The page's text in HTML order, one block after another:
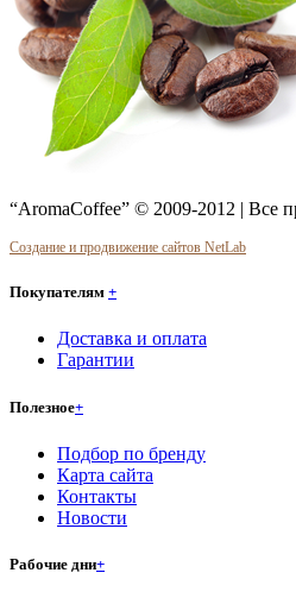
“AromaCoffee” © 2009-2012 | Все
Создание и продвижение сайтов NetLab
Покупателям +
Доставка и оплата
Гарантии
Полезное+
Подбор по бренду
Карта сайта
Контакты
Новости
Рабочие дни+